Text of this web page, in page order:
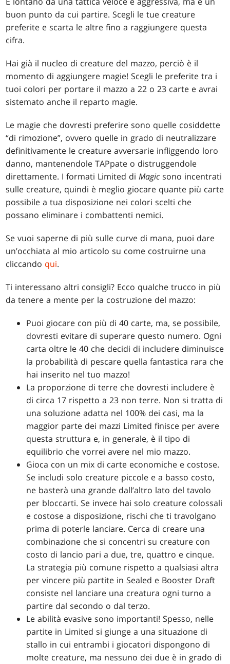
buon punto da cui partire. Scegli le tue creature
preferite e scarta le altre fino a raggiungere questa
cifra.
Hai già il nucleo di creature del mazzo, perciò è il
momento di aggiungere magie! Scegli le preferite tra i
tuoi colori per portare il mazzo a 22 o 23 carte e avrai
sistemato anche il reparto magie.
Le magie che dovresti preferire sono quelle cosiddette
“di rimozione”, ovvero quelle in grado di neutralizzare
definitivamente le creature avversarie infliggendo loro
danno, mantenendole TAPpate o distruggendole
direttamente. I formati Limited diMagic sono incentrati
sulle creature, quindi è meglio giocare quante più carte
possibile a tua disposizione nei colori scelti che
possano eliminare i combattenti nemici.
Se vuoi saperne di più sulle curve di mana, puoi dare
un’occhiata al mio articolo su come costruirne una
cliccando qui.
Ti interessano altri consigli? Ecco qualche trucco in più
da tenere a mente per la costruzione del mazzo:
Puoi giocare con più di 40 carte, ma, se possibile,
dovresti evitare di superare questo numero. Ogni
carta oltre le 40 che decidi di includere diminuisce
la probabilità di pescare quella fantastica rara che
hai inserito nel tuo mazzo!
La proporzione di terre che dovresti includere è
di circa 17 rispetto a 23 non terre. Non si tratta di
una soluzione adatta nel 100% dei casi, ma la
maggior parte dei mazzi Limited finisce per avere
questa struttura e, in generale, è il tipo di
equilibrio che vorrei avere nel mio mazzo.
Gioca con un mix di carte economiche e costose.
Se includi solo creature piccole e a basso costo,
ne basterà una grande dall’altro lato del tavolo
per bloccarti. Se invece hai solo creature colossali
e costose a disposizione, rischi che ti travolgano
prima di poterle lanciare. Cerca di creare una
combinazione che si concentri su creature con
costo di lancio pari a due, tre, quattro e cinque.
La strategia più comune rispetto a qualsiasi altra
per vincere più partite in Sealed e Booster Draft
consiste nel lanciare una creatura ogni turno a
partire dal secondo o dal terzo.
Le abilità evasive sono importanti! Spesso, nelle
partite in Limited si giunge a una situazione di
stallo in cui entrambi i giocatori dispongono di
molte creature, ma nessuno dei due è in grado di